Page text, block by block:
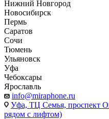
Нижний Новгород
Новосибирск
Пермь
Саратов
Сочи
Тюмень
Ульяновск
Уфа
Чебоксары
Ярославль
info@miraphone.ru
Уфа, ТЦ Семья, проспект
рядом с лифтом)